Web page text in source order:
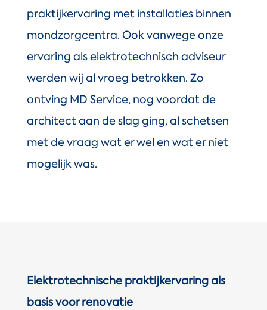
praktijkervaring met installaties binnen
mondzorgcentra. Ook vanwege onze
ervaring als elektrotechnisch adviseur
werden wij al vroeg betrokken. Zo
ontving MD Service, nog voordat de
architect aan de slag ging, al schetsen
met de vraag wat er wel en wat er niet
mogelijk was.
Elektrotechnische praktijkervaring als
basis voor renovatie